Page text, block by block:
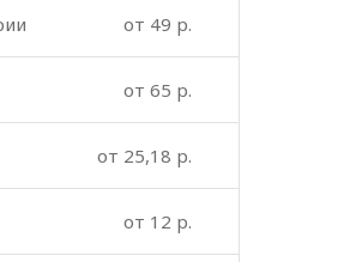
от 49 p.
от 65 p.
от 25,18 p.
от 12 p.